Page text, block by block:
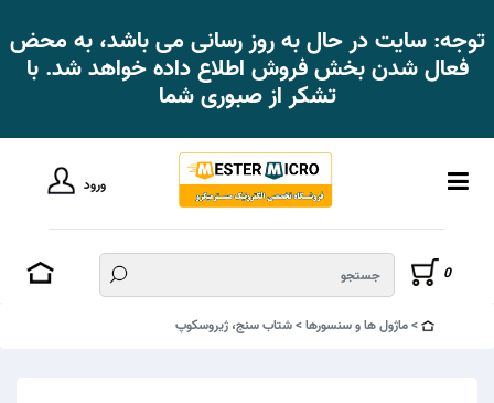
توجه: سایت در حال به روز رسانی می باشد، به محض
فعال شدن بخش فروش اطلاع داده خواهد شد. با
تشکر از صبوری شما
ورود
0
ماژول ها و سنسورها شتاب سنج، ژیروسکوپ